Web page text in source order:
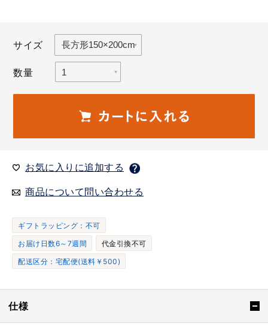
サイズ
数量
お気に入りに追加する
商品について問い合わせる
ギフトラッピング：不可
お届け日数6～7週間
代金引換不可
配送区分：宅配便(送料￥500)
仕様